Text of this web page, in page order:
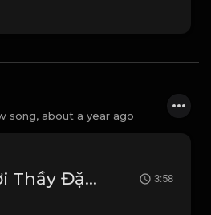
song, about a year ago
Người Thầy Đặc Tình – Hào Khí Không Phai 3:58